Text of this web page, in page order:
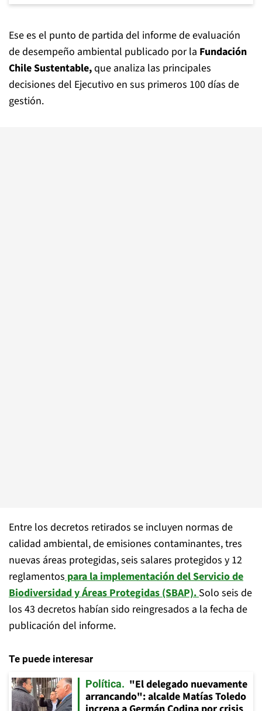
Ese es el punto de partida del informe de evaluación
de desempeño ambiental publicado por la Fundación
Chile Sustentable,que analiza las principales
decisiones del Ejecutivo en sus primeros 100 días de
gestión.
Entre los decretos retirados se incluyen normas de
calidad ambiental, de emisiones contaminantes, tres
nuevas áreas protegidas, seis salares protegidos y 12
reglamentospara la implementación del Servicio de
Biodiversidad y Áreas Protegidas (SBAP).Solo seis de
los 43 decretos habían sido reingresados a la fecha de
publicación del informe.
Te puede interesar
Política
"El delegado nuevamente
arrancando": alcalde Matías Toledo